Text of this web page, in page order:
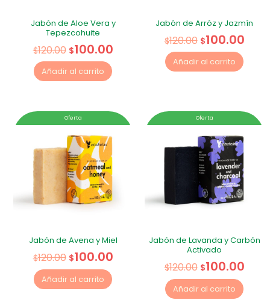
Jabón de Aloe Vera y
Tepezcohuite
$120.00 $100.00
Añadir al carrito
Jabón de Arróz y Jazmín
$120.00 $100.00
Añadir al carrito
Oferta
Jabón de Avena y Miel
$120.00 $100.00
Añadir al carrito
Oferta
Jabón de Lavanda y Carbón
Activado
$120.00 $100.00
Añadir al carrito